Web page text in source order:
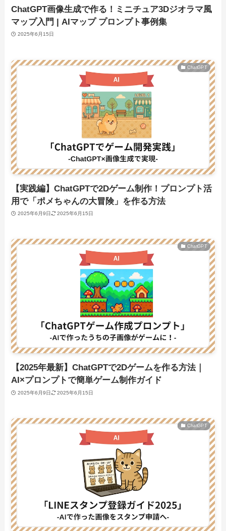
ChatGPT画像生成で作る！ミニチュア3Dジオラマ風
マップ入門 | AIマップ プロンプト事例集
2025年6月15日
ChatGPT
【実践編】ChatGPTで2Dゲーム制作！プロンプト活
用で「ポメちゃんの大冒険」を作る方法
2025年6月9日 2025年6月15日
ChatGPT
【2025年最新】ChatGPTで2Dゲームを作る方法｜
AI×プロンプトで簡単ゲーム制作ガイド
2025年6月9日 2025年6月15日
ChatGPT